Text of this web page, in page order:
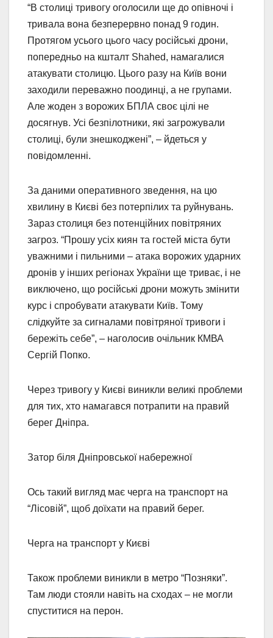
“В столиці тривогу оголосили ще до опівночі і
тривала вона безперервно понад 9 годин.
Протягом усього цього часу російські дрони,
попередньо на кшталт Shahed, намагалися
атакувати столицю. Цього разу на Київ вони
заходили переважно поодинці, а не групами.
Але жоден з ворожих БПЛА своє цілі не
досягнув. Усі безпілотники, які загрожували
столиці, були знешкоджені”, – йдеться у
повідомленні.
За даними оперативного зведення, на цю
хвилину в Києві без потерпілих та руйнувань.
Зараз столиця без потенційних повітряних
загроз. “Прошу усіх киян та гостей міста бути
уважними і пильними – атака ворожих ударних
дронів у інших регіонах України ще триває, і не
виключено, що російські дрони можуть змінити
курс і спробувати атакувати Київ. Тому
слідкуйте за сигналами повітряної тривоги і
бережіть себе”, – наголосив очільник КМВА
Сергій Попко.
Через тривогу у Києві виникли великі проблеми
для тих, хто намагався потрапити на правий
берег Дніпра.
Затор біля Дніпровської набережної
Ось такий вигляд має черга на транспорт на
“Лісовій”, щоб доїхати на правий берег.
Черга на транспорт у Києві
Також проблеми виникли в метро “Позняки”.
Там люди стояли навіть на сходах – не могли
спуститися на перон.